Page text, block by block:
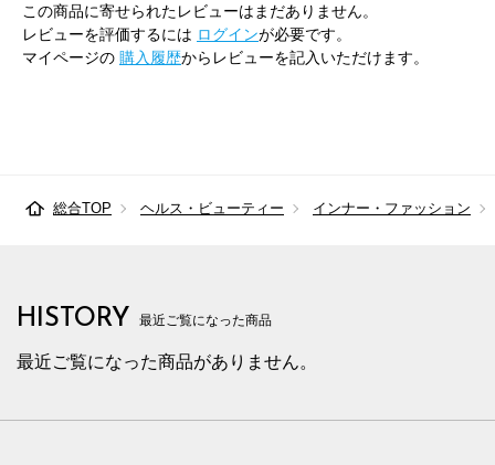
この商品に寄せられたレビューはまだありません。
レビューを評価するには ログインが必要です。
マイページの 購入履歴からレビューを記入いただけます。
総合TOP ヘルス・ビューティー インナー・ファッション
HISTORY 最近ご覧になった商品
最近ご覧になった商品がありません。